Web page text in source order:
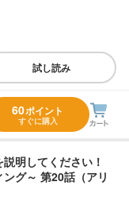
試し読み
60ポイント
すぐに購入
明してください！
グ～ 第20話（アリ